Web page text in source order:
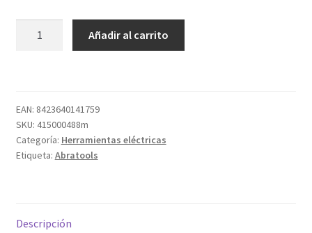
Añadir al carrito
EAN: 8423640141759
SKU: 415000488m
Categoría: Herramientas eléctricas
Etiqueta: Abratools
Descripción